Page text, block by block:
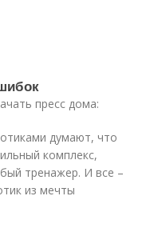
пресс дома:
думают, что
комплекс,
тренажер. И все –
из мечты